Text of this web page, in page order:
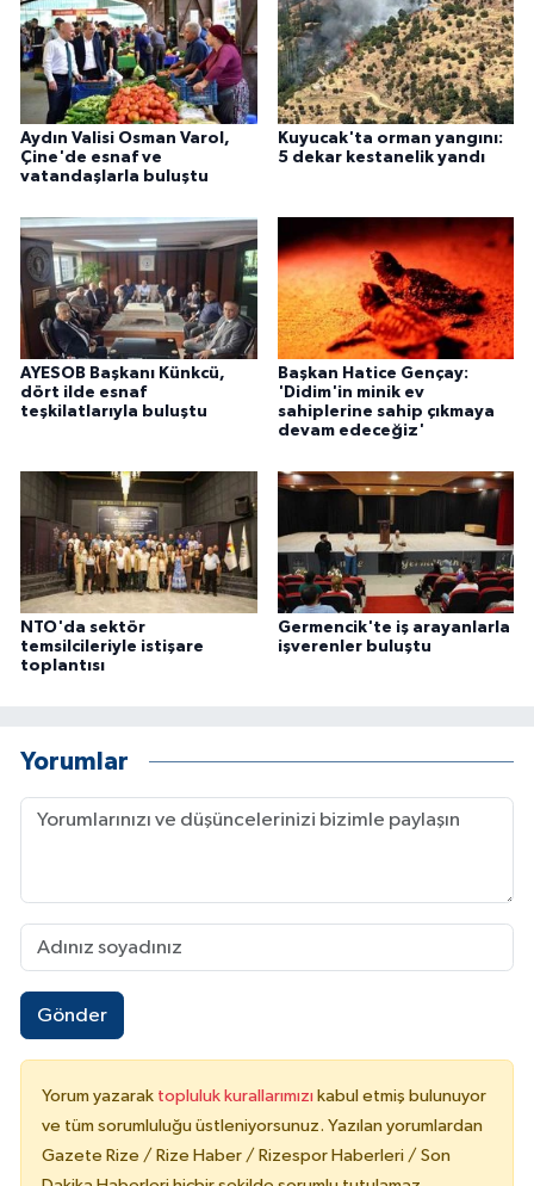
Aydın Valisi Osman Varol,
Çine'de esnaf ve
vatandaşlarla buluştu
Kuyucak'ta orman yangını:
5 dekar kestanelik yandı
AYESOB Başkanı Künkcü,
dört ilde esnaf
teşkilatlarıyla buluştu
Başkan Hatice Gençay:
'Didim'in minik ev
sahiplerine sahip çıkmaya
devam edeceğiz'
NTO'da sektör
temsilcileriyle istişare
toplantısı
Germencik'te iş arayanlarla
işverenler buluştu
Yorumlar
Gönder
Yorum yazarak topluluk kurallarımızı kabul etmiş bulunuyor
ve tüm sorumluluğu üstleniyorsunuz. Yazılan yorumlardan
Gazete Rize / Rize Haber / Rizespor Haberleri / Son